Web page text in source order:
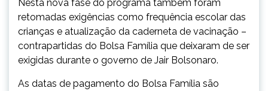
Nesta nova fase do programa também foram
retomadas exigências como frequência escolar das
crianças e atualização da caderneta de vacinação –
contrapartidas do Bolsa Família que deixaram de ser
exigidas durante o governo de Jair Bolsonaro.
As datas de pagamento do Bolsa Família são